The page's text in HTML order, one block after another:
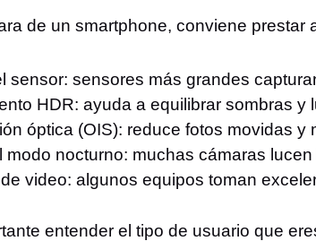
de un smartphone, conviene prestar
sensor: sensores más grandes
HDR: ayuda a equilibrar sombras y
óptica (OIS): reduce fotos movidas y
modo nocturno: muchas cámaras
video: algunos equipos toman
entender el tipo de usuario que